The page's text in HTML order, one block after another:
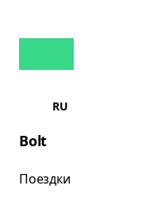
RU
Bolt
Поездки